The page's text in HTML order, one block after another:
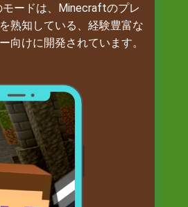
ードは、Minecraftのプレ
熟知している、経験豊富な
向けに開発されています。